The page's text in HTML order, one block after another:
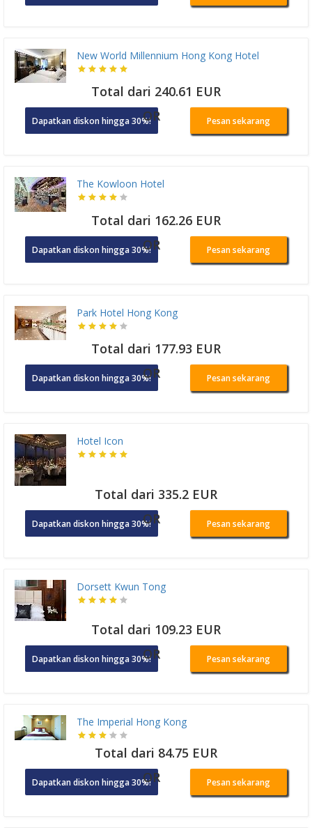
New World Millennium Hong Kong Hotel
Total dari 240.61 EUR
Dapatkan diskon hingga 30%!OR Pesan sekarang
The Kowloon Hotel
Total dari 162.26 EUR
Dapatkan diskon hingga 30%!OR Pesan sekarang
Park Hotel Hong Kong
Total dari 177.93 EUR
Dapatkan diskon hingga 30%!OR Pesan sekarang
Hotel Icon
Total dari 335.2 EUR
Dapatkan diskon hingga 30%!OR Pesan sekarang
Dorsett Kwun Tong
Total dari 109.23 EUR
Dapatkan diskon hingga 30%!OR Pesan sekarang
The Imperial Hong Kong
Total dari 84.75 EUR
Dapatkan diskon hingga 30%!OR Pesan sekarang